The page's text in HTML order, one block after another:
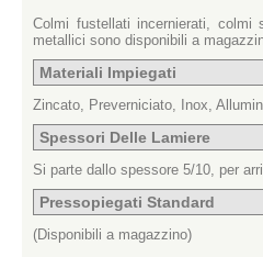
Colmi fustellati incernierati,
metallici sono disponibili a
Materiali Impiegati
Zincato, Preverniciato, Inox,
Spessori Delle Lamiere
Si parte dallo spessore 5/10, per
Pressopiegati Standard
(Disponibili a magazzino)